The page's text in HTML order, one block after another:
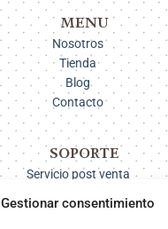
Gestionar consentimiento
MENU
Nosotros
Tienda
Blog
Contacto
SOPORTE
Servicio post venta